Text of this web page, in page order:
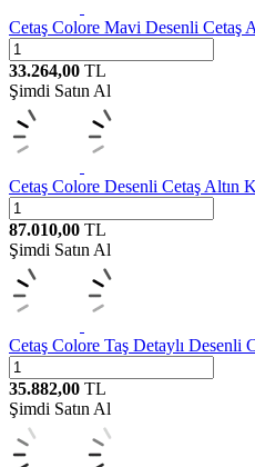
Cetaş Colore Mavi Desenli Cetaş
33.264,00 TL
Şimdi Satın Al
Cetaş Colore Desenli Cetaş Altın
87.010,00 TL
Şimdi Satın Al
Cetaş Colore Taş Detaylı Desenli
35.882,00 TL
Şimdi Satın Al